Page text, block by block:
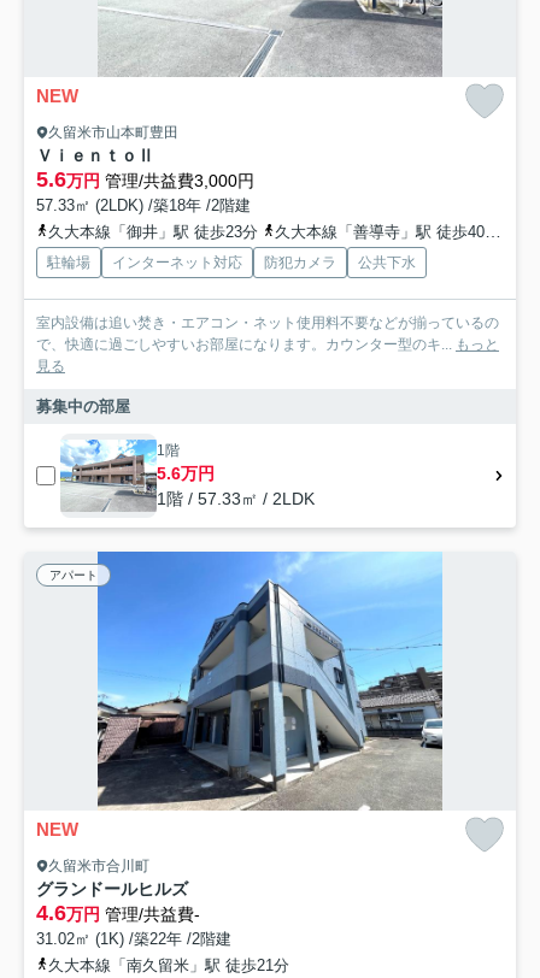
NEW
久留米市山本町豊田
ＶｉｅｎｔｏⅡ
5.6万円 管理/共益費3,000円
57.33㎡ (2LDK) /築18年 /2階建
久大本線「御井」駅 徒歩23分
久大本線「善導寺」駅 徒歩40分
駐輪場 インターネット対応 防犯カメラ 公共下水
室内設備は追い焚き・エアコン・ネット使用料不要などが揃っているの
で、快適に過ごしやすいお部屋になります。カウンター型のキ... もっと
見る
募集中の部屋
1階
5.6万円
1階 / 57.33㎡ / 2LDK
アパート
NEW
久留米市合川町
グランドールヒルズ
4.6万円 管理/共益費-
31.02㎡ (1K) /築22年 /2階建
久大本線「南久留米」駅 徒歩21分